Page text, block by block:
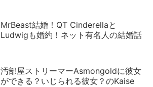
MrBeast結婚！QT Cinderellaと
Ludwigも婚約！ネット有名人の結婚話
汚部屋ストリーマーAsmongoldに彼女
ができる？いじられる彼女？のKaise